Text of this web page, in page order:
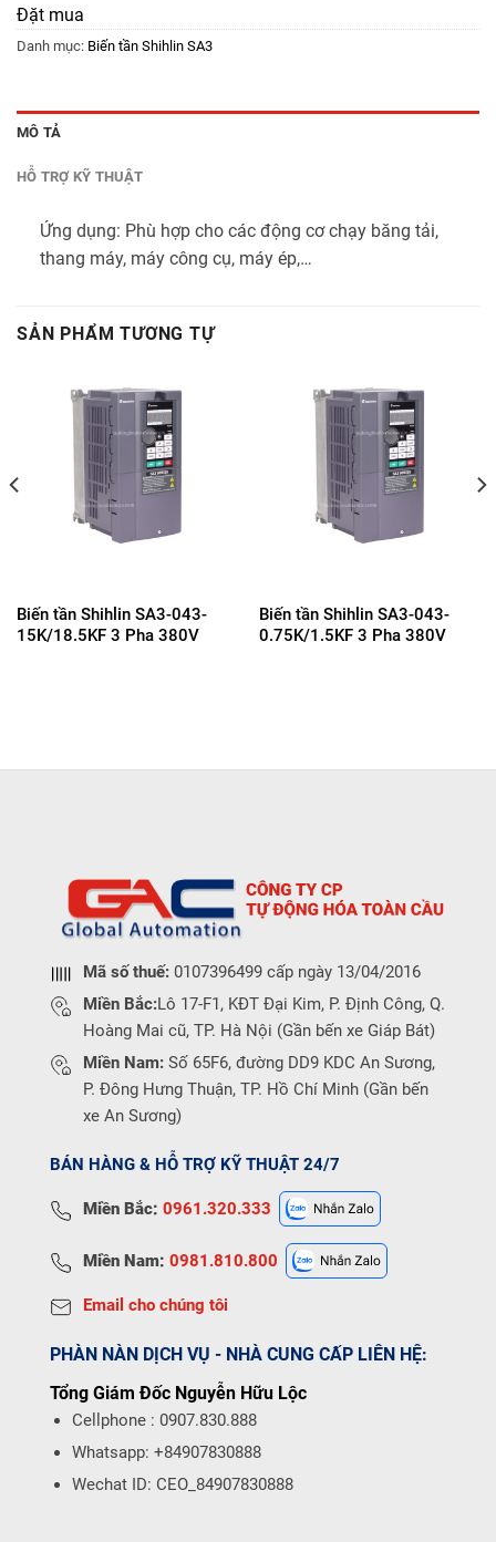
Đặt mua
Danh mục: Biến tần Shihlin SA3
MÔ TẢ
HỖ TRỢ KỸ THUẬT
Ứng dụng: Phù hợp cho các động cơ chạy băng tải,
thang máy, máy công cụ, máy ép,…
SẢN PHẨM TƯƠNG TỰ
Biến tần Shihlin SA3-043-
15K/18.5KF 3 Pha 380V
Biến tần Shihlin SA3-043-
0.75K/1.5KF 3 Pha 380V
Mã số thuế: 0107396499 cấp ngày 13/04/2016
Miền Bắc:Lô 17-F1, KĐT Đại Kim, P. Định Công, Q.
Hoàng Mai cũ, TP. Hà Nội (Gần bến xe Giáp Bát)
Miền Nam: Số 65F6, đường DD9 KDC An Sương,
P. Đông Hưng Thuận, TP. Hồ Chí Minh (Gần bến
xe An Sương)
BÁN HÀNG & HỖ TRỢ KỸ THUẬT 24/7
Miền Bắc: 0961.320.333
Miền Nam: 0981.810.800
Email cho chúng tôi
PHÀN NÀN DỊCH VỤ - NHÀ CUNG CẤP LIÊN HỆ:
Tổng Giám Đốc Nguyễn Hữu Lộc
Cellphone : 0907.830.888
Whatsapp: +84907830888
Wechat ID: CEO_84907830888